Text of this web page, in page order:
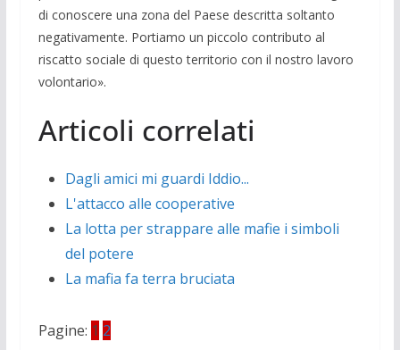
di conoscere una zona del Paese descritta soltanto
negati­vamente. Portiamo un piccolo contributo al
riscatto sociale di questo territorio con il nostro lavoro
volontario».
Articoli correlati
Dagli amici mi guardi Iddio...
L'attacco alle cooperative
La lotta per strappare alle mafie i simboli
del potere
La mafia fa terra bruciata
Pagine: 1 2